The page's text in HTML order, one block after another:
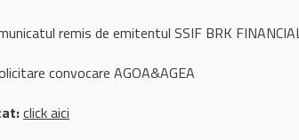
remis de emitentul SSIF BRK
convocare AGOA&AGEA
click aici